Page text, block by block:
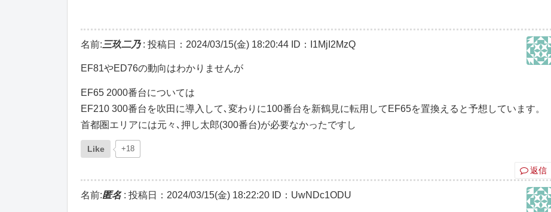
名前: 三玖二乃: 投稿日：2024/03/15(金) 18:20:44 ID：I1MjI2MzQ
EF81やED76の動向はわかりませんが
EF65 2000番台については
EF210 300番台を吹田に導入して､変わりに100番台を新鶴見に転用してEF65を置換えると予想しています。
首都圏エリアには元々､押し太郎(300番台)が必要なかったですし
Like +18
返信
名前:匿名: 投稿日：2024/03/15(金) 18:22:20 ID：UwNDc1ODU